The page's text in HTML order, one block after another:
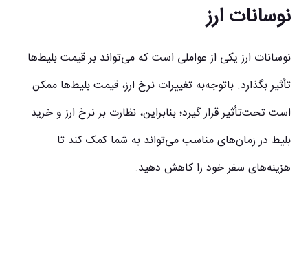
نوسانات ارز
نوسانات ارز یکی از عواملی است که می‌تواند بر قیمت بلیط‌ها
تأثیر بگذارد. باتوجه‌به تغییرات نرخ ارز، قیمت بلیط‌ها ممکن
است تحت‌تأثیر قرار گیرد؛ بنابراین، نظارت بر نرخ ارز و خرید
بلیط در زمان‌های مناسب می‌تواند به شما کمک کند تا
هزینه‌های سفر خود را کاهش دهید.